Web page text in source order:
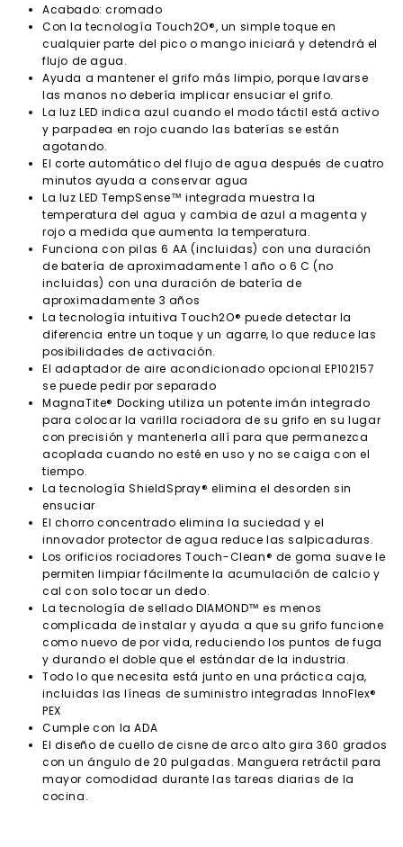
Acabado: cromado
Con la tecnología Touch2O®, un simple toque en
cualquier parte del pico o mango iniciará y detendrá el
flujo de agua.
Ayuda a mantener el grifo más limpio, porque lavarse
las manos no debería implicar ensuciar el grifo.
La luz LED indica azul cuando el modo táctil está activo
y parpadea en rojo cuando las baterías se están
agotando.
El corte automático del flujo de agua después de cuatro
minutos ayuda a conservar agua
La luz LED TempSense™ integrada muestra la
temperatura del agua y cambia de azul a magenta y
rojo a medida que aumenta la temperatura.
Funciona con pilas 6 AA (incluidas) con una duración
de batería de aproximadamente 1 año o 6 C (no
incluidas) con una duración de batería de
aproximadamente 3 años
La tecnología intuitiva Touch2O® puede detectar la
diferencia entre un toque y un agarre, lo que reduce las
posibilidades de activación.
El adaptador de aire acondicionado opcional EP102157
se puede pedir por separado
MagnaTite® Docking utiliza un potente imán integrado
para colocar la varilla rociadora de su grifo en su lugar
con precisión y mantenerla allí para que permanezca
acoplada cuando no esté en uso y no se caiga con el
tiempo.
La tecnología ShieldSpray® elimina el desorden sin
ensuciar
El chorro concentrado elimina la suciedad y el
innovador protector de agua reduce las salpicaduras.
Los orificios rociadores Touch-Clean® de goma suave le
permiten limpiar fácilmente la acumulación de calcio y
cal con solo tocar un dedo.
La tecnología de sellado DIAMOND™ es menos
complicada de instalar y ayuda a que su grifo funcione
como nuevo de por vida, reduciendo los puntos de fuga
y durando el doble que el estándar de la industria.
Todo lo que necesita está junto en una práctica caja,
incluidas las líneas de suministro integradas InnoFlex®
PEX
Cumple con la ADA
El diseño de cuello de cisne de arco alto gira 360 grados
con un ángulo de 20 pulgadas. Manguera retráctil para
mayor comodidad durante las tareas diarias de la
cocina.